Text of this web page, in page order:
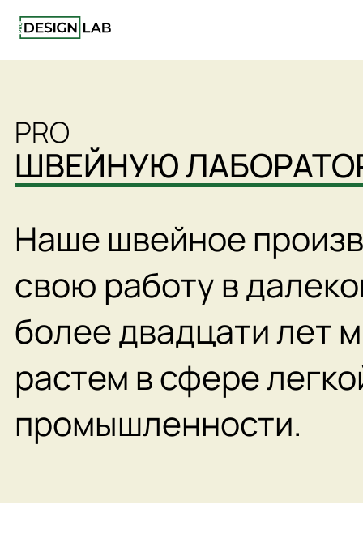
ШВЕЙНУЮ
Наше швейное
свою работу в
более двадцати лет
растем в сфере
промышленности.